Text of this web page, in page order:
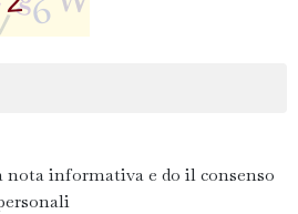
nota informativa e do il consenso